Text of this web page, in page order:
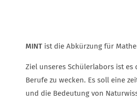
MINT ist die Abkürzung für
Ziel unseres Schülerlabors ist es
Berufe zu wecken. Es soll eine
und die Bedeutung von